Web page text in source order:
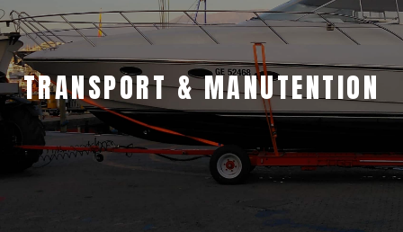
TRANSPORT & MANUTENTION